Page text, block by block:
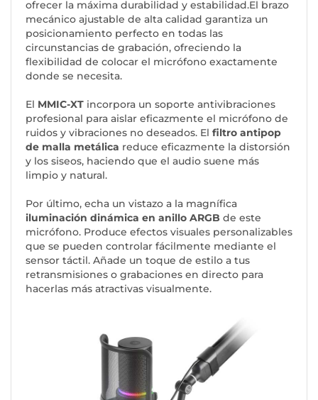
ofrecer la máxima durabilidad y estabilidad.El brazo
mecánico ajustable de alta calidad garantiza un
posicionamiento perfecto en todas las
circunstancias de grabación, ofreciendo la
flexibilidad de colocar el micrófono exactamente
donde se necesita.
El MMIC-XT incorpora un soporte antivibraciones
profesional para aislar eficazmente el micrófono de
ruidos y vibraciones no deseados. El filtro antipop
de malla metálica reduce eficazmente la distorsión
y los siseos, haciendo que el audio suene más
limpio y natural.
Por último, echa un vistazo a la magnífica
iluminación dinámica en anillo ARGB de este
micrófono. Produce efectos visuales personalizables
que se pueden controlar fácilmente mediante el
sensor táctil. Añade un toque de estilo a tus
retransmisiones o grabaciones en directo para
hacerlas más atractivas visualmente.